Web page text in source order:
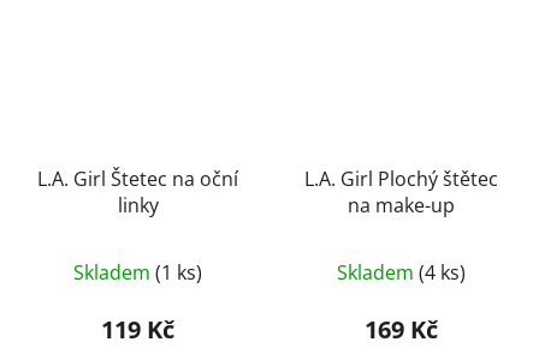
L.A. Girl Štetec na oční
linky
Skladem (1 ks)
119 Kč
L.A. Girl Plochý štětec
na make-up
Skladem (4 ks)
169 Kč